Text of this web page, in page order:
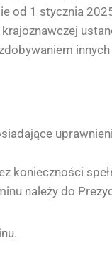
od 1 stycznia
konieczności
należy do